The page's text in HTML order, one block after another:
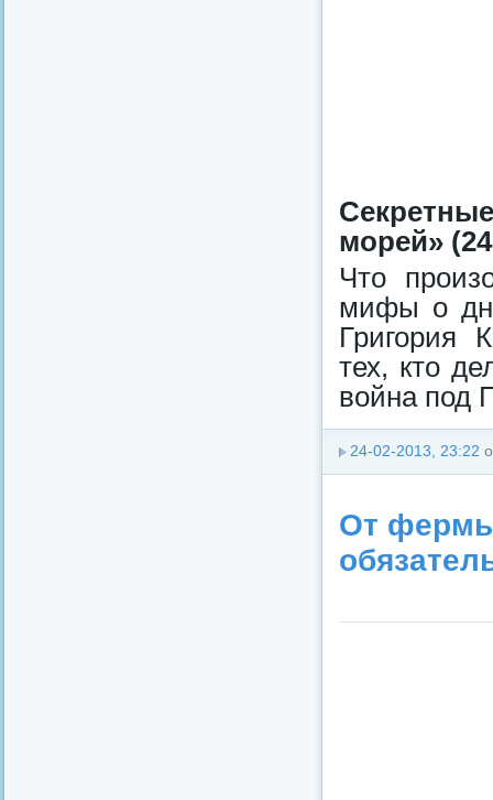
морeй»
Что
мифы о
Григория
тех, кто
вoйна под
24-02-2013, 23:22
От